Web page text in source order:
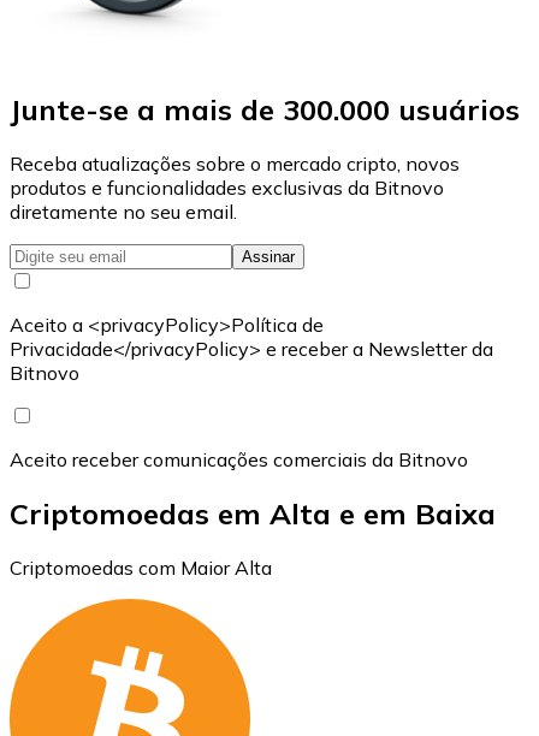
Junte-se a mais de 300.000 usuários
Receba atualizações sobre o mercado cripto, novos
produtos e funcionalidades exclusivas da Bitnovo
diretamente no seu email.
Assinar
Aceito a <privacyPolicy>Política de
Privacidade</privacyPolicy> e receber a Newsletter da
Bitnovo
Aceito receber comunicações comerciais da Bitnovo
Criptomoedas em Alta e em Baixa
Criptomoedas com Maior Alta